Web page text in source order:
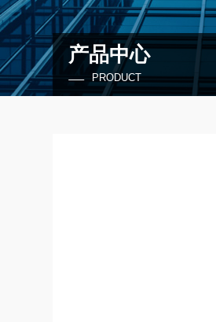
产品中心
PRODUCT